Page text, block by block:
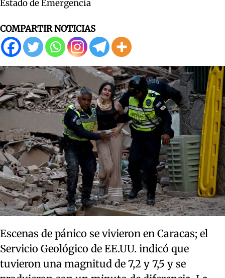
Estado de Emergencia
COMPARTIR NOTICIAS
Escenas de pánico se vivieron en Caracas; el
Servicio Geológico de EE.UU. indicó que
tuvieron una magnitud de 7,2 y 7,5 y se